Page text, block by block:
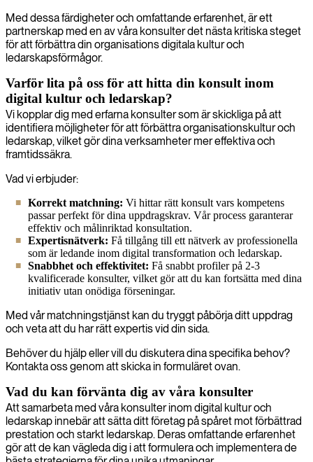
Med dessa färdigheter och omfattande erfarenhet, är ett
partnerskap med en av våra konsulter det nästa kritiska steget
för att förbättra din organisations digitala kultur och
ledarskapsförmågor.
Varför lita på oss för att hitta din konsult inom
digital kultur och ledarskap?
Vi kopplar dig med erfarna konsulter som är skickliga på att
identifiera möjligheter för att förbättra organisationskultur och
ledarskap, vilket gör dina verksamheter mer effektiva och
framtidssäkra.
Vad vi erbjuder:
Korrekt matchning: Vi hittar rätt konsult vars kompetens
passar perfekt för dina uppdragskrav. Vår process garanterar
effektiv och målinriktad konsultation.
Expertisnätverk: Få tillgång till ett nätverk av professionella
som är ledande inom digital transformation och ledarskap.
Snabbhet och effektivitet: Få snabbt profiler på 2-3
kvalificerade konsulter, vilket gör att du kan fortsätta med dina
initiativ utan onödiga förseningar.
Med vår matchningstjänst kan du tryggt påbörja ditt uppdrag
och veta att du har rätt expertis vid din sida.
Behöver du hjälp eller vill du diskutera dina specifika behov?
Kontakta oss genom att skicka in formuläret ovan.
Vad du kan förvänta dig av våra konsulter
Att samarbeta med våra konsulter inom digital kultur och
ledarskap innebär att sätta ditt företag på spåret mot förbättrad
prestation och starkt ledarskap. Deras omfattande erfarenhet
gör att de kan vägleda dig i att formulera och implementera de